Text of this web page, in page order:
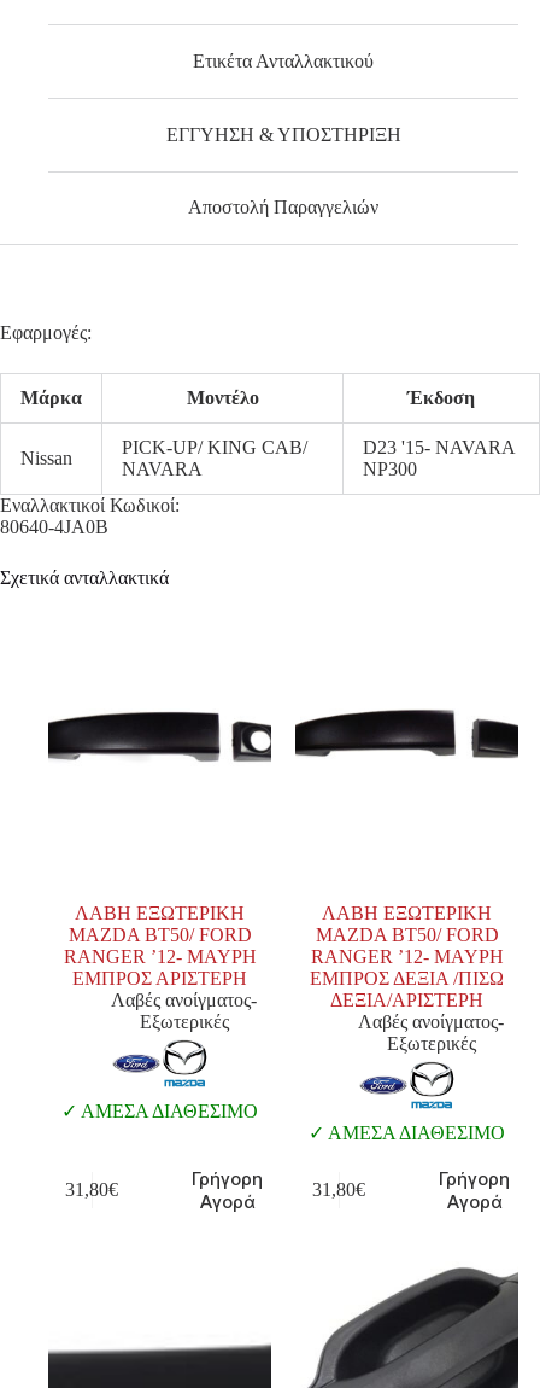
Ετικέτα Ανταλλακτικού
ΕΓΓΥΗΣΗ & ΥΠΟΣΤΗΡΙΞΗ
Αποστολή Παραγγελιών
Εφαρμογές:
Μάρκα Μοντέλο Έκδοση
Nissan
PICK-UP/ KING CAB/
NAVARA
D23 '15- NAVARA
NP300
Εναλλακτικοί Κωδικοί:
80640-4JA0B
Σχετικά ανταλλακτικά
ΛΑΒΗ ΕΞΩΤΕΡΙΚΗ
MAZDA BT50/ FORD
RANGER ’12- MAYPΗ
ΕΜΠΡΟΣ ΑΡΙΣΤΕΡΗ
Λαβές ανοίγματος-
Εξωτερικές
ΑΜΕΣΑ ΔΙΑΘΕΣΙΜΟ
31,80€
Γρήγορη
Αγορά
ΛΑΒΗ ΕΞΩΤΕΡΙΚΗ
MAZDA BT50/ FORD
RANGER ’12- MAYPΗ
ΕΜΠΡΟΣ ΔΕΞΙΑ /ΠΙΣΩ
ΔΕΞΙΑ/ΑΡΙΣΤΕΡΗ
Λαβές ανοίγματος-
Εξωτερικές
ΑΜΕΣΑ ΔΙΑΘΕΣΙΜΟ
31,80€
Γρήγορη
Αγορά